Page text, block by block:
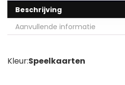
Beschrijving
Aanvullende informatie
Kleur:Speelkaarten